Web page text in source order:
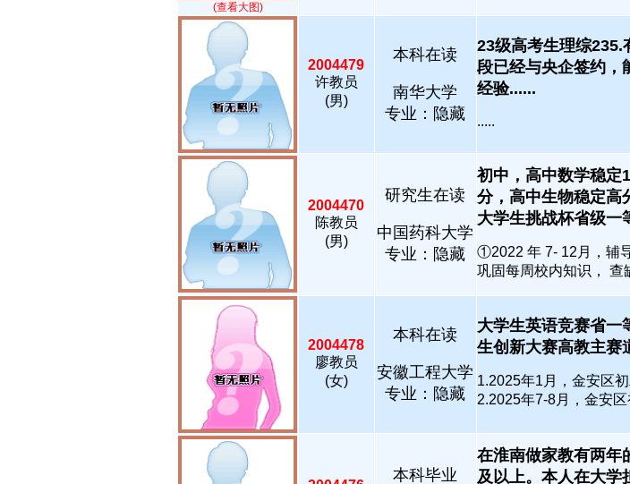
(查看大图)
2004479
许教员
(男)
本科在读
南华大学
专业：隐藏
23级高考生理综235.
段已经与央企签约，
经验......
.....
2004470
陈教员
(男)
研究生在读
中国药科大学
专业：隐藏
初中，高中数学稳定
分，高中生物稳定高
大学生挑战杯省级一
①2022 年 7- 12月，辅
巩固每周校内知识， 查
2004478
廖教员
(女)
本科在读
安徽工程大学
专业：隐藏
大学生英语竞赛省一
生创新大赛高教主赛
1.2025年1月，金安区
2.2025年7-8月，金安区
本科毕业
在淮南做家教有两年
及以上。本人在大学